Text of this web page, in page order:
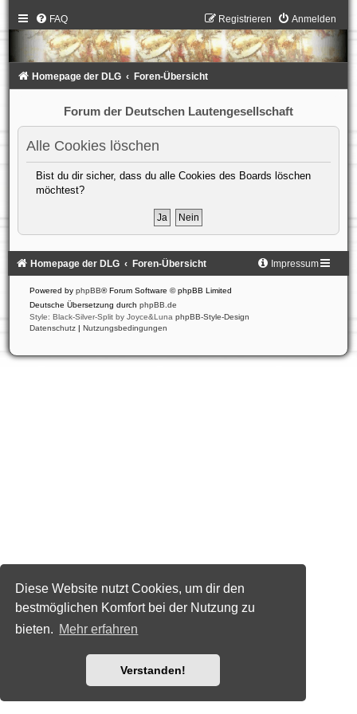
Diese Website nutzt Cookies, um dir den
bestmöglichen Komfort bei der Nutzung zu
bieten. Mehr erfahren
Verstanden!
FAQ Anmelden
Registrieren
Homepage der DLG Foren-Übersicht
Forum der Deutschen Lautengesellschaft
Alle Cookies löschen
Bist du dir sicher, dass du alle Cookies des Boards löschen
möchtest?
Homepage der DLG Foren-Übersicht Impressum
Powered by phpBB® Forum Software © phpBB Limited
Deutsche Übersetzung durch phpBB.de
Style: Black-Silver-Split by Joyce&Luna phpBB-Style-Design
Datenschutz | Nutzungsbedingungen